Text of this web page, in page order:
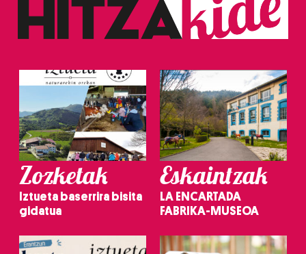
Zozketak
Iztueta baserrira bisita
gidatua
Eskaintzak
LA ENCARTADA
FABRIKA-MUSEOA